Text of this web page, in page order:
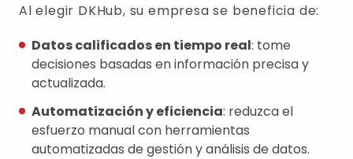
Al elegir DKHub, su empresa se beneficia de:
Datos calificados en tiempo real: tome
decisiones basadas en información precisa y
actualizada.
Automatización y eficiencia: reduzca el
esfuerzo manual con herramientas
automatizadas de gestión y análisis de datos.